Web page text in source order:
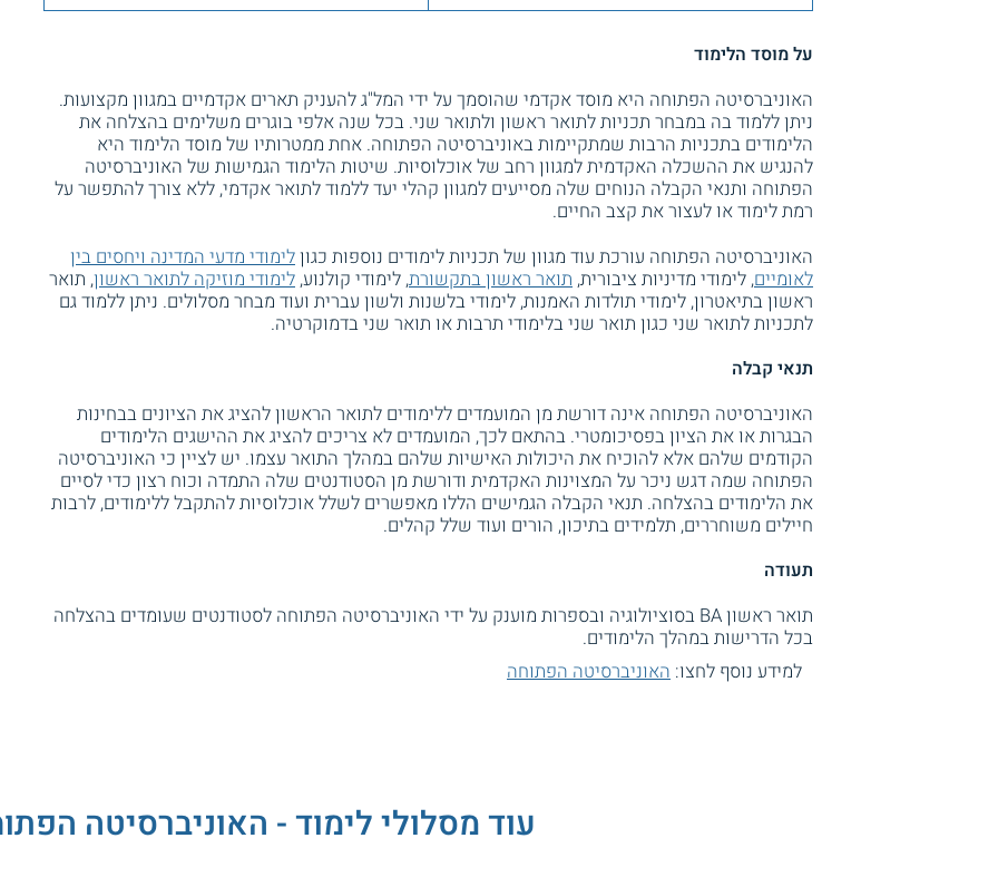
על מוסד הלימוד
האוניברסיטה הפתוחה היא מוסד אקדמי שהוסמך על ידי המל"ג להעניק תארים אקדמיים במגוון מקצועות.
ניתן ללמוד בה במבחר תכניות לתואר ראשון ולתואר שני. בכל שנה אלפי בוגרים משלימים בהצלחה את
הלימודים בתכניות הרבות שמתקיימות באוניברסיטה הפתוחה. אחת ממטרותיו של מוסד הלימוד היא
להנגיש את ההשכלה האקדמית למגוון רחב של אוכלוסיות. שיטות הלימוד הגמישות של האוניברסיטה
הפתוחה ותנאי הקבלה הנוחים שלה מסייעים למגוון קהלי יעד ללמוד לתואר אקדמי, ללא צורך להתפשר על
רמת לימוד או לעצור את קצב החיים.
האוניברסיטה הפתוחה עורכת עוד מגוון של תכניות לימודים נוספות כגוןלימודי מדעי המדינה ויחסים בין
לאומיים, לימודי מדיניות ציבורית,תואר ראשון בתקשורת, לימודי קולנוע,לימודי מוזיקה לתואר ראשון, תואר
ראשון בתיאטרון, לימודי תולדות האמנות, לימודי בלשנות ולשון עברית ועוד מבחר מסלולים. ניתן ללמוד גם
לתכניות לתואר שני כגון תואר שני בלימודי תרבות או תואר שני בדמוקרטיה.
תנאי קבלה
האוניברסיטה הפתוחה אינה דורשת מן המועמדים ללימודים לתואר הראשון להציג את הציונים בבחינות
הבגרות או את הציון בפסיכומטרי. בהתאם לכך, המועמדים לא צריכים להציג את ההישגים הלימודים
הקודמים שלהם אלא להוכיח את היכולות האישיות שלהם במהלך התואר עצמו. יש לציין כי האוניברסיטה
הפתוחה שמה דגש ניכר על המצוינות האקדמית ודורשת מן הסטודנטים שלה התמדה וכוח רצון כדי לסיים
את הלימודים בהצלחה. תנאי הקבלה הגמישים הללו מאפשרים לשלל אוכלוסיות להתקבל ללימודים, לרבות
חיילים משוחררים, תלמידים בתיכון, הורים ועוד שלל קהלים.
תעודה
תואר ראשון BA בסוציולוגיה ובספרות מוענק על ידי האוניברסיטה הפתוחה לסטודנטים שעומדים בהצלחה
בכל הדרישות במהלך הלימודים.
למידע נוסף לחצו: האוניברסיטה הפתוחה
עוד מסלולי לימוד - האוניברסיטה